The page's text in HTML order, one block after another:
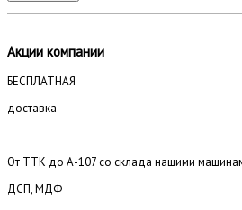
Акции компании
БЕСПЛАТНАЯ
доставка
От ТТК до А-107 со склада нашими
ДСП, МДФ